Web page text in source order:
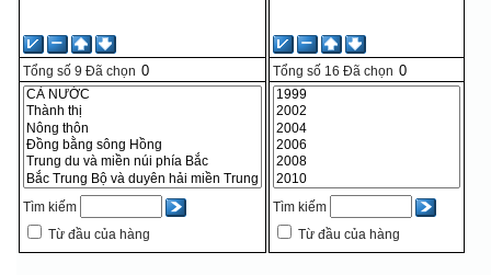
Tổng số 9 Đã chọn
Tìm kiếm
Từ đầu của hàng
Tổng số 16 Đã chọn
Tìm kiếm
Từ đầu của hàng